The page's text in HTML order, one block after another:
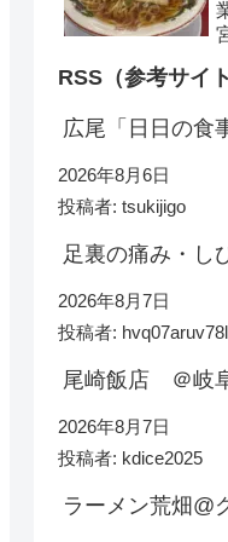
RSS（参考サイト
広尾「日日の食
2026年8月6日
投稿者: tsukijigo
足裏の痛み・し
2026年8月7日
投稿者: hvq07aruv78l
尾崎飯店 ＠岐
2026年8月7日
投稿者: kdice2025
ラーメン荒畑@